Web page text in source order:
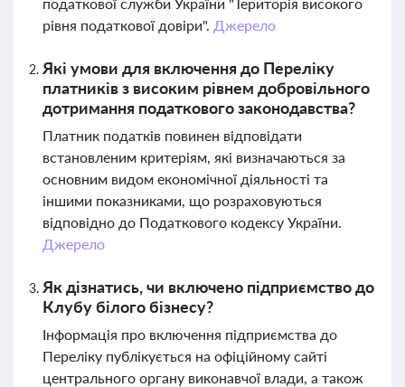
рівня податкової довіри". Джерело
Які умови для включення до Переліку
платників з високим рівнем добровільного
дотримання податкового законодавства?
Платник податків повинен відповідати
встановленим критеріям, які визначаються за
основним видом економічної діяльності та
іншими показниками, що розраховуються
відповідно до Податкового кодексу України.
Джерело
Як дізнатись, чи включено підприємство до
Клубу білого бізнесу?
Інформація про включення підприємства до
Переліку публікується на офіційному сайті
центрального органу виконавчої влади, а також